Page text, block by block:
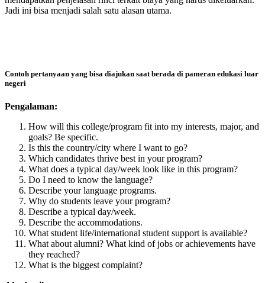
Jadi ini bisa menjadi salah satu alasan utama.
Contoh pertanyaan yang bisa diajukan saat berada di pameran edukasi luar
negeri
Pengalaman:
How will this college/program fit into my interests, major, and
goals? Be specific.
Is this the country/city where I want to go?
Which candidates thrive best in your program?
What does a typical day/week look like in this program?
Do I need to know the language?
Describe your language programs.
Why do students leave your program?
Describe a typical day/week.
Describe the accommodations.
What student life/international student support is available?
What about alumni? What kind of jobs or achievements have
they reached?
What is the biggest complaint?